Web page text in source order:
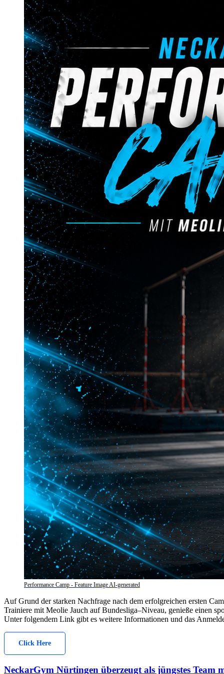
Performance Camp - Feature Image AI-generated
Auf Grund der starken Nachfrage nach dem erfolgreichen ersten
Trainiere mit Meolie Jauch auf Bundesliga–Niveau, genieße einen
Unter folgendem Link gibt es weitere Informationen und das
Click Here
NeckarGym Nürtingen überzeugt als jüngstes Team